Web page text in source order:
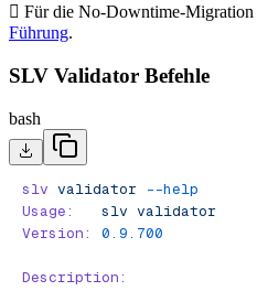
 Für die No-Downtime-Migration
Führung.
SLV Validator Befehle
bash
slv validator --help
Usage:
   slv
validator
Version:
0.9.700
Description: